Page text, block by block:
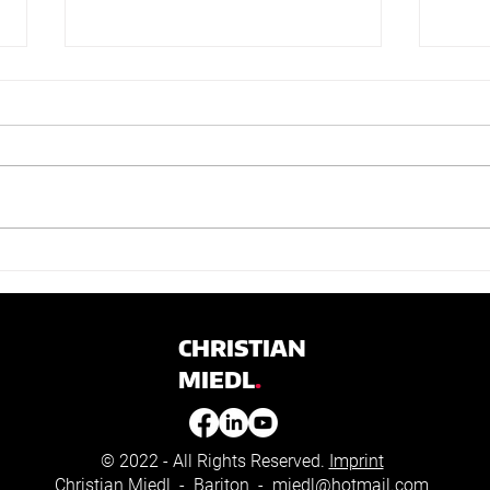
Christian Miedl an vorderster
CHRISTIAN
MIEDL.
© 2022 - All Rights Reserved. Imprint
Christian Miedl - Bariton - miedl@hotmail.com